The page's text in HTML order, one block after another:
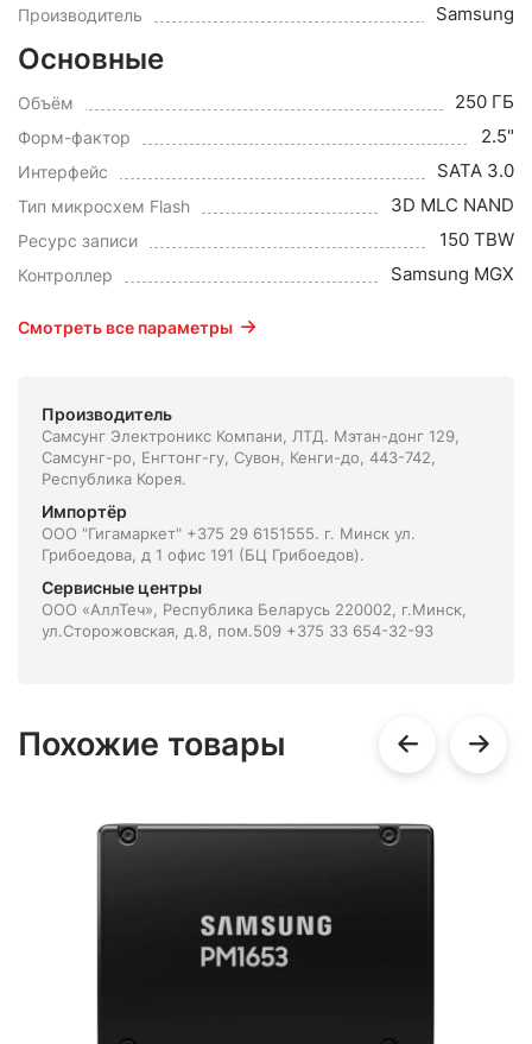
Производитель Samsung
Основные
Объём 250 ГБ
Форм-фактор 2.5"
Интерфейс SATA 3.0
Тип микросхем Flash 3D MLC NAND
Ресурс записи 150 TBW
Контроллер Samsung MGX
Смотреть все параметры
Производитель
Самсунг Электроникс Компани, ЛТД. Мэтан-донг 129,
Самсунг-ро, Енгтонг-гу, Сувон, Кенги-до, 443-742,
Республика Корея.
Импортёр
ООО "Гигамаркет" +375 29 6151555. г. Минск ул.
Грибоедова, д 1 офис 191 (БЦ Грибоедов).
Сервисные центры
ООО «АллТеч», Республика Беларусь 220002, г.Минск,
ул.Сторожовская, д.8, пом.509 +375 33 654-32-93
Похожие товары